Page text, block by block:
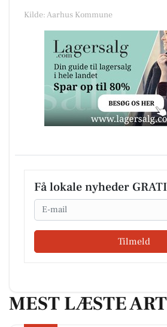
Kilde: Aarhus Kommune
Få lokale nyheder
Email
Tilmeld
MEST LÆSTE